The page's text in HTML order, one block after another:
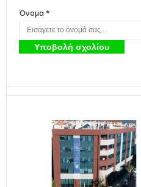
Όνομα *